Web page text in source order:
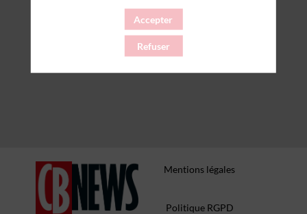
Mentions légales
Politique RGPD
Accepter
Refuser